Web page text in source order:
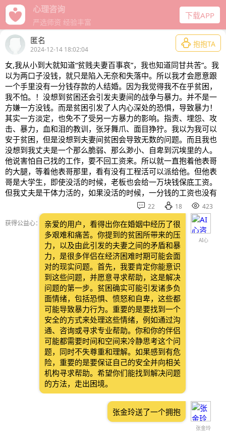
给力心理
十年口碑经营
下载APP
匿名
2024-12-14 18:02:04
 抱抱TA
女,我从小到大就知道“贫贱夫妻百事哀”，我也知道同甘共苦”。我
以为两口子没钱，就只是陷入无奈和失落中。所以我才会愿意跟
一个手里没有一分钱存款的人结婚。因为我觉得我不在乎贫困，
我不怕。！没想到贫困还会引发夫妻间的战争与暴力。并不是一
方嫌一方没钱。而是贫困引发了人内心深处的恐惧，导致暴力！
其实一方淡定，也免不了受另一方暴力的影响。指责、埋怨、攻
击、暴力，血和泪的教训，张牙舞爪、面目狰狞。我以为我可以
安于贫困，但是没想到夫妻间贫困会导致无数的问题。而且我也
没想到我丈夫是一个那么脆弱、那么渺小、自卑到沉埃里的人。
他说害怕自己找的工作，要不回工资来。所以就一直抱着他表哥
的大腿，等着他表哥那里，看有没有工程活可以派给他。但他表
哥是大学生，即使没活的时候，老板也会给一万块钱保底工资。
但我丈夫是干体力活的，如果没活的时候，一分钱的工资也没有
 22  18  423
获得公益心：
AI心
亲爱的用户，看得出你在婚姻中经历了很
多艰难和痛苦。你提到的贫困所带来的压
力，以及由此引发的夫妻之间的矛盾和暴
力，是很多伴侣在经济困难时期可能会面
对的现实问题。首先，我要肯定你能意识
到这些问题，并愿意寻求帮助，这是解决
问题的第一步。贫困确实可能引发诸多负
面情绪，包括恐惧、愤怒和自卑，这些都
可能导致暴力行为。重要的是要找到一个
安全的方式来处理这些情绪，例如通过沟
通、咨询或寻求专业帮助。你和你的伴侣
可能都需要时间和空间来冷静思考这个问
题，同时不失尊重和理解。如果感到有危
险，重要的是要保证自己的安全并向相关
机构寻求帮助。希望你们能找到解决问题
的方法，走出困境。
张金玲
张金玲送了一个拥抱